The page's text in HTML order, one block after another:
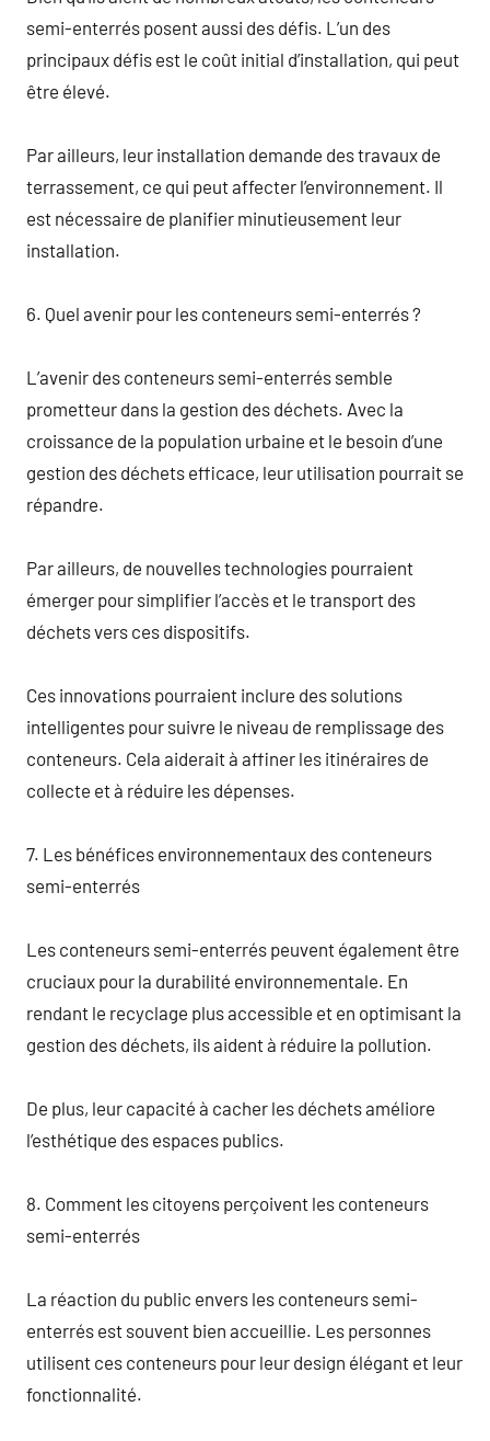
semi-enterrés posent aussi des défis. L’un des
principaux défis est le coût initial d’installation, qui peut
être élevé.
Par ailleurs, leur installation demande des travaux de
terrassement, ce qui peut affecter l’environnement. Il
est nécessaire de planifier minutieusement leur
installation.
6. Quel avenir pour les conteneurs semi-enterrés ?
L’avenir des conteneurs semi-enterrés semble
prometteur dans la gestion des déchets. Avec la
croissance de la population urbaine et le besoin d’une
gestion des déchets efficace, leur utilisation pourrait se
répandre.
Par ailleurs, de nouvelles technologies pourraient
émerger pour simplifier l’accès et le transport des
déchets vers ces dispositifs.
Ces innovations pourraient inclure des solutions
intelligentes pour suivre le niveau de remplissage des
conteneurs. Cela aiderait à affiner les itinéraires de
collecte et à réduire les dépenses.
7. Les bénéfices environnementaux des conteneurs
semi-enterrés
Les conteneurs semi-enterrés peuvent également être
cruciaux pour la durabilité environnementale. En
rendant le recyclage plus accessible et en optimisant la
gestion des déchets, ils aident à réduire la pollution.
De plus, leur capacité à cacher les déchets améliore
l’esthétique des espaces publics.
8. Comment les citoyens perçoivent les conteneurs
semi-enterrés
La réaction du public envers les conteneurs semi-
enterrés est souvent bien accueillie. Les personnes
utilisent ces conteneurs pour leur design élégant et leur
fonctionnalité.